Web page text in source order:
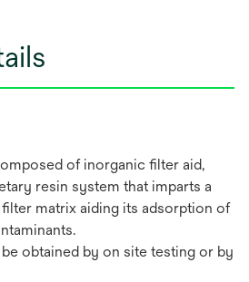
of inorganic filter aid,
resin system that imparts a
matrix aiding its adsorption of
obtained by on site testing or by